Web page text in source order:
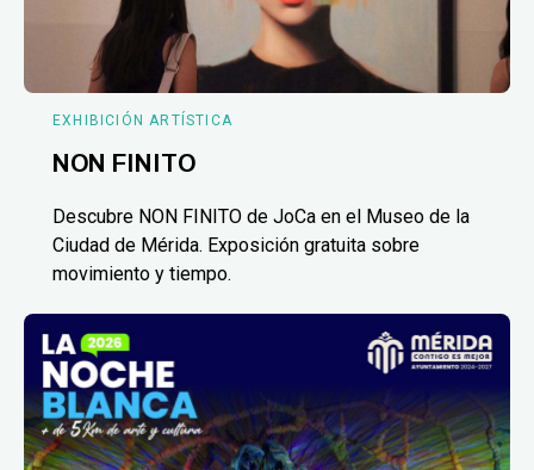
EXHIBICIÓN ARTÍSTICA
NON FINITO
Descubre NON FINITO de JoCa en el Museo de la
Ciudad de Mérida. Exposición gratuita sobre
movimiento y tiempo.